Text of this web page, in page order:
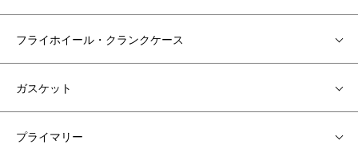
フライホイール・クランクケース
ガスケット
プライマリー